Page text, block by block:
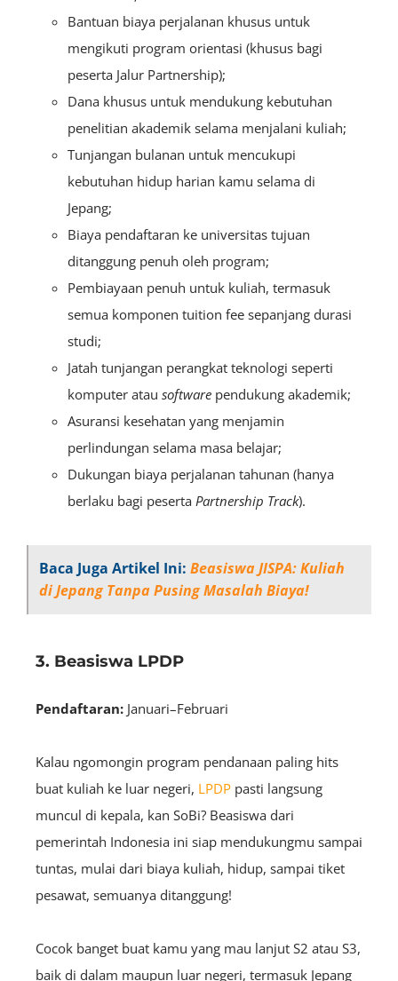
Bantuan biaya perjalanan khusus untuk
mengikuti program orientasi (khusus bagi
peserta Jalur Partnership);
Dana khusus untuk mendukung kebutuhan
penelitian akademik selama menjalani kuliah;
Tunjangan bulanan untuk mencukupi
kebutuhan hidup harian kamu selama di
Jepang;
Biaya pendaftaran ke universitas tujuan
ditanggung penuh oleh program;
Pembiayaan penuh untuk kuliah, termasuk
semua komponen tuition fee sepanjang durasi
studi;
Jatah tunjangan perangkat teknologi seperti
komputer atau software pendukung akademik;
Asuransi kesehatan yang menjamin
perlindungan selama masa belajar;
Dukungan biaya perjalanan tahunan (hanya
berlaku bagi peserta Partnership Track).
Baca Juga Artikel Ini: Beasiswa JISPA: Kuliah
di Jepang Tanpa Pusing Masalah Biaya!
3. Beasiswa LPDP
Pendaftaran: Januari–Februari
Kalau ngomongin program pendanaan paling hits
buat kuliah ke luar negeri, LPDP pasti langsung
muncul di kepala, kan SoBi? Beasiswa dari
pemerintah Indonesia ini siap mendukungmu sampai
tuntas, mulai dari biaya kuliah, hidup, sampai tiket
pesawat, semuanya ditanggung!
Cocok banget buat kamu yang mau lanjut S2 atau S3,
baik di dalam maupun luar negeri, termasuk Jepang